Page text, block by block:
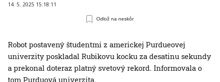
14. 5. 2025 15:18:11
Odlož na neskôr
Robot postavený študentmi z americkej Purdueovej
univerzity poskladal Rubikovu kocku za desatinu sekundy
a prekonal doteraz platný svetový rekord. Informovala o
tom Purduová univerzita.